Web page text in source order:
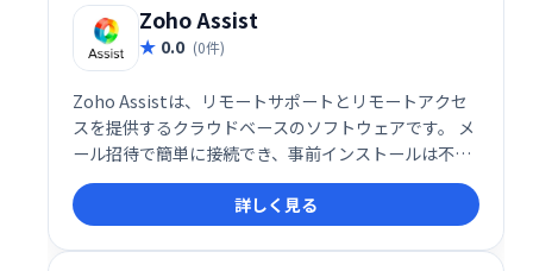
Zoho Assist
0.0 (0件)
Zoho Assistは、リモートサポートとリモートアクセ
スを提供するクラウドベースのソフトウェアです。 メ
ール招待で簡単に接続でき、事前インストールは不
要。PCとMacに対応し、ファイル転送、ボイス/ビデ
オチャット、再起動機能などを備えています。無人ア
クセス設定やマルチモニター対応など、多様な機能で
ITサポートやトレーニング、オンライン会議などを効
詳しく見る